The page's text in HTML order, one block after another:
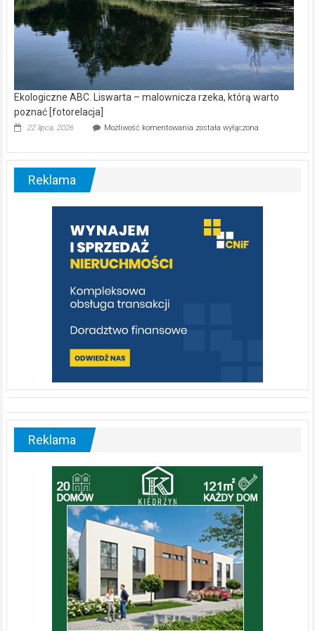
Ekologiczne ABC. Liswarta – malownicza rzeka, którą warto
poznać [fotorelacja]
22 lipca, 2026 Możliwość komentowania Ekologiczne
–
warto
poznać
[fotorelacja]
została wyłączona
Reklama
Reklama